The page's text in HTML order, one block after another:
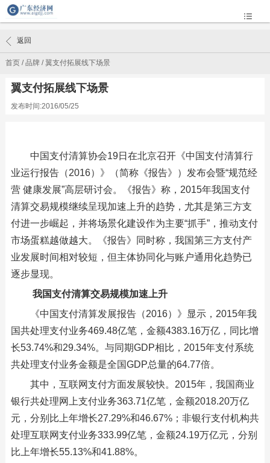
首页/品牌/翼支付拓展线下场景
返回
翼支付拓展线下场景
发布时间:2016/05/25
中国支付清算协会19日在北京召开《中国支付清算行
业运行报告（2016）》（简称《报告》）发布会暨“规范经
营 健康发展”高层研讨会。《报告》称，2015年我国支付
清算交易规模继续呈现加速上升的趋势，尤其是第三方支
付进一步崛起，并将场景化建设作为主要“抓手”，推动支付
市场蛋糕越做越大。《报告》同时称，我国第三方支付产
业发展时间相对较短，但主体协同化与账户通用化趋势已
逐步显现。
我国支付清算交易规模加速上升
《中国支付清算发展报告（2016）》显示，2015年我
国共处理支付业务469.48亿笔，金额4383.16万亿，同比增
长53.74%和29.34%。与同期GDP相比，2015年支付系统
共处理支付业务金额是全国GDP总量的64.77倍。
其中，互联网支付方面发展较快。2015年，我国商业
银行共处理网上支付业务363.71亿笔，金额2018.20万亿
元，分别比上年增长27.29%和46.67%；非银行支付机构共
处理互联网支付业务333.99亿笔，金额24.19万亿元，分别
比上年增长55.13%和41.88%。